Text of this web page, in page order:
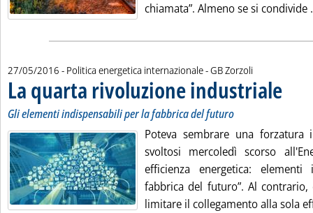
chiamata”. Almeno se si condivide
27/05/2016 - Politica energetica internazionale -di:
GB Zorzoli
La quarta rivoluzione industriale
Gli elementi indispensabili per la fabbrica del futuro
Poteva sembrare una forzatura
svoltosi mercoledì scorso
efficienza energetica:
fabbrica del futuro”. Al
limitare il collegamento alla sola